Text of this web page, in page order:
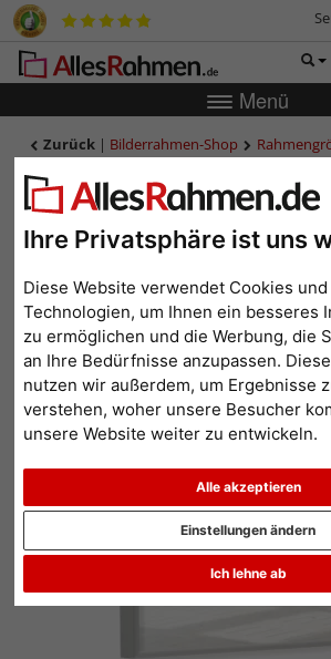
Ihre Privatsphäre ist uns
Diese Website verwendet Cookies
Technologien, um Ihnen ein besseres
zu ermöglichen und die Werbung, die
an Ihre Bedürfnisse anzupassen.
nutzen wir außerdem, um Ergebnisse
verstehen, woher unsere Besucher
unsere Website weiter zu entwickeln.
Alle akzeptieren
Ich lehne ab
Einstellungen ändern
Menü
Zurück | Bilderrahmen-Shop
Alu-Spiegelrahmen